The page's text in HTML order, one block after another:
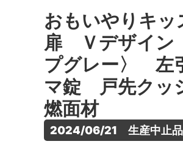
おもいやりキ
扉 Ｖデザイ
プグレー〉 左
マ錠 戸先クッ
燃面材
2024/06/21　生産中止品